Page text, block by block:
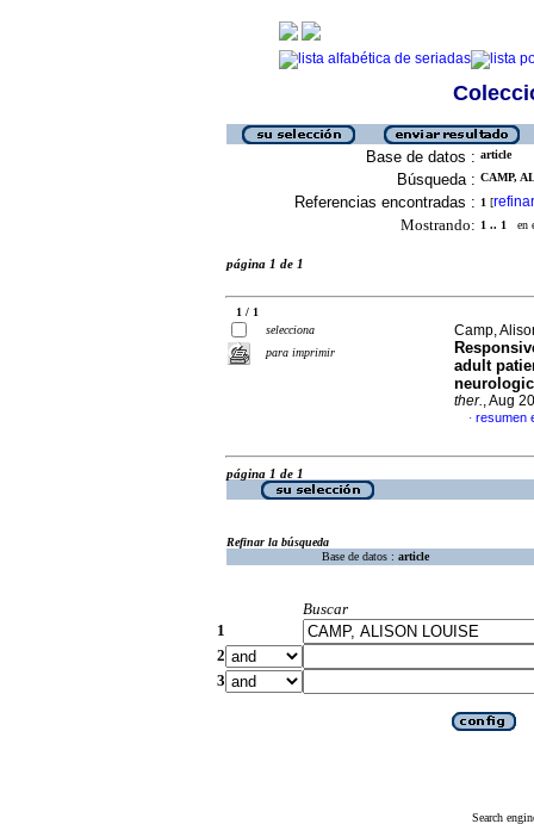
Base de datos : article
Búsqueda : CAMP,
Referencias encontradas : 1 [refinar
Mostrando: 1 .. 1 en
página 1 de 1
1 / 1
selecciona
para imprimir
Camp,
adult
ther., Aug
· resumen
página 1 de 1
Refinar la búsqueda
Base de datos : article
Buscar
1
2
3
Search